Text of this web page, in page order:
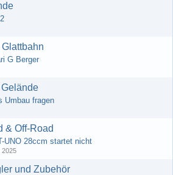
G Berger
Umbau fragen
& Off-Road
UNO 28ccm startet nicht
2025
und Zubehör